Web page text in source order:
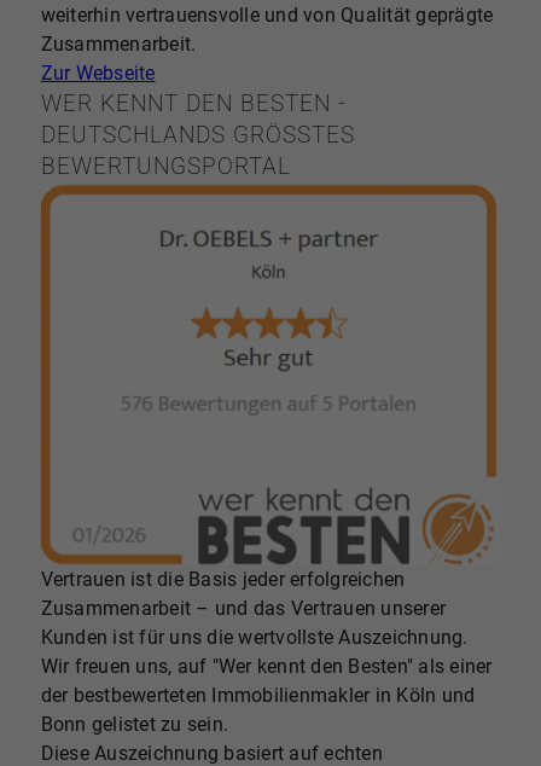
weiterhin vertrauensvolle und von Qualität geprägte
Zusammenarbeit.
Zur Webseite
WER KENNT DEN BESTEN -
DEUTSCHLANDS GRÖSSTES B
EWERTUNGSPORTAL
Vertrauen ist die Basis jeder erfolgreichen
Zusammenarbeit – und das Vertrauen unserer
Kunden ist für uns die wertvollste Auszeichnung.
Wir freuen uns, auf "Wer kennt den Besten" als einer
der bestbewerteten Immobilienmakler in Köln und
Bonn gelistet zu sein.
Diese Auszeichnung basiert auf echten